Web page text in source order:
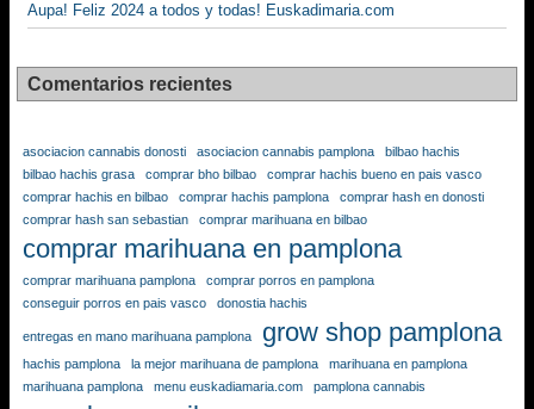
Aupa! Feliz 2024 a todos y todas! Euskadimaria.com
Comentarios recientes
asociacion cannabis donosti asociacion cannabis pamplona
bilbao hachis
bilbao hachis grasa
comprar bho bilbao
comprar hachis bueno en pais vasco
comprar hachis en bilbao
comprar hachis pamplona
comprar hash en donosti
comprar hash san sebastian
comprar marihuana en bilbao
comprar marihuana en pamplona
comprar marihuana pamplona
comprar porros en pamplona
conseguir porros en pais vasco
donostia hachis
entregas en mano marihuana pamplona grow shop pamplona
hachis pamplona la mejor marihuana de pamplona
marihuana en pamplona
marihuana pamplona
menu euskadiamaria.com pamplona cannabis